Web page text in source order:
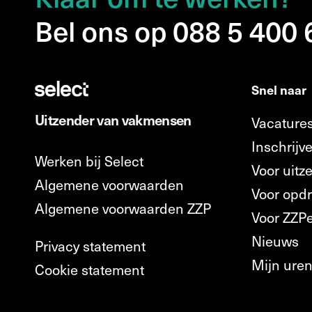
Bel ons op 088 5 400
Uitzender van vakmensen
Werken bij Select
Algemene voorwaarden
Algemene voorwaarden ZZP
Privacy statement
Cookie statement
Snel naar
Voor
Voor
Voor
Nieuws
Mijn uren